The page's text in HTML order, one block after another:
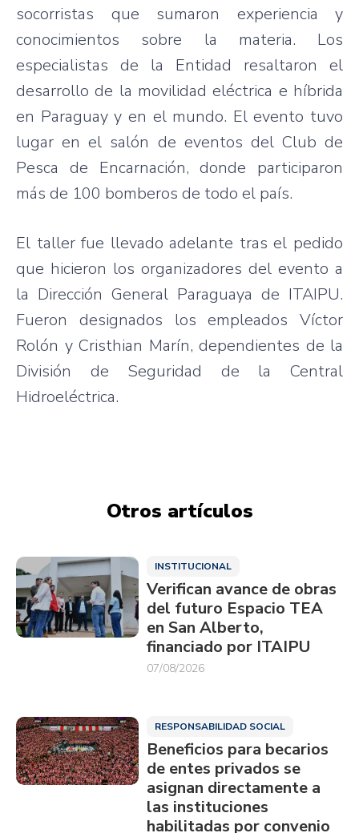
socorristas que sumaron experiencia y
conocimientos sobre la materia. Los
especialistas de la Entidad resaltaron el
desarrollo de la movilidad eléctrica e híbrida
en Paraguay y en el mundo. El evento tuvo
lugar en el salón de eventos del Club de
Pesca de Encarnación, donde participaron
más de 100 bomberos de todo el país.
El taller fue llevado adelante tras el pedido
que hicieron los organizadores del evento a
la Dirección General Paraguaya de ITAIPU.
Fueron designados los empleados Víctor
Rolón y Cristhian Marín, dependientes de la
División de Seguridad de la Central
Hidroeléctrica.
Otros artículos
INSTITUCIONAL
Verifican avance de obras
del futuro Espacio TEA
en San Alberto,
financiado por ITAIPU
07/08/2026
RESPONSABILIDAD SOCIAL
Beneficios para becarios
de entes privados se
asignan directamente a
las instituciones
habilitadas por convenio